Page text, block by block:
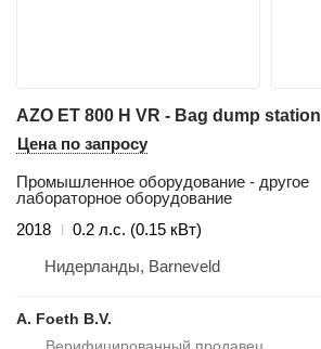
AZO ET 800 H VR - Bag dump station
Цена по запросу
Промышленное оборудование - другое
лабораторное оборудование
2018
0.2 л.с. (0.15 кВт)
Нидерланды, Barneveld
A. Foeth B.V.